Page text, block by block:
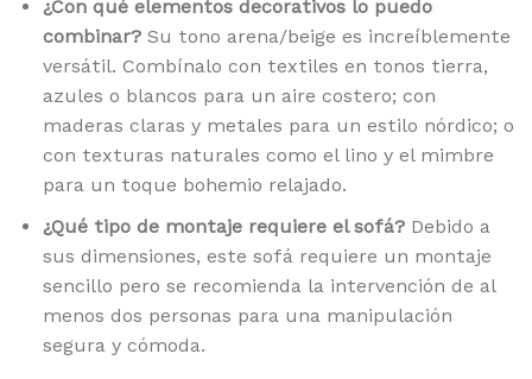
¿Con qué elementos decorativos lo puedo
combinar?Su tono arena/beige es increíblemente
versátil. Combínalo con textiles en tonos tierra,
azules o blancos para un aire costero; con
maderas claras y metales para un estilo nórdico; o
con texturas naturales como el lino y el mimbre
para un toque bohemio relajado.
¿Qué tipo de montaje requiere el sofá?Debido a
sus dimensiones, este sofá requiere un montaje
sencillo pero se recomienda la intervención de al
menos dos personas para una manipulación
segura y cómoda.